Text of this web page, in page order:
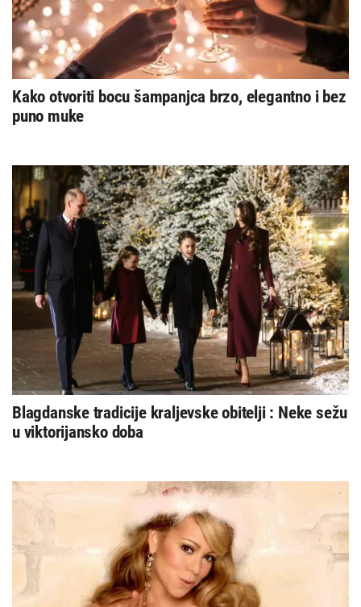
Kako otvoriti bocu šampanjca brzo, elegantno i bez
puno muke
Blagdanske tradicije kraljevske obitelji : Neke sežu
u viktorijansko doba